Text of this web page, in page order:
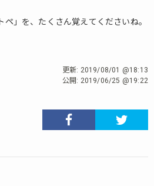
」を、たくさん覚えてくださいね。
更新: 2019/08/01 @18:13
公開: 2019/06/25 @19:22